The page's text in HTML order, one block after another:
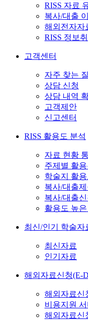
RISS 자료
복사/대출
해외전자자
RISS 정보
고객센터
자주 찾는
상담 신청
상담 내역
고객제안
신고센터
RISS 활용도 분석
자료 현황
주제별 활
학술지 활
복사/대출
복사/대출
활용도 높은
최신/인기 학술자
최신자료
인기자료
해외자료신청(E-
해외자료신
비용지원
해외자료신